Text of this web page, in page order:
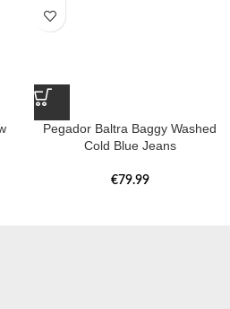
Pegador Baltra Baggy Washed
Cold Blue Jeans
€79.99